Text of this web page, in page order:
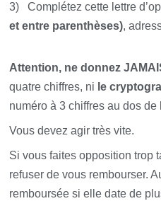
3) Complétez cette lettre
et entre parenthèses),
Attention, ne donnez
quatre chiffres, ni le
numéro à 3 chiffres au dos de
Vous devez agir très vite.
Si vous faites opposition trop
refuser de vous rembourser.
remboursée si elle date de